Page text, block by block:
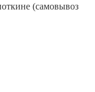
(самовывоз